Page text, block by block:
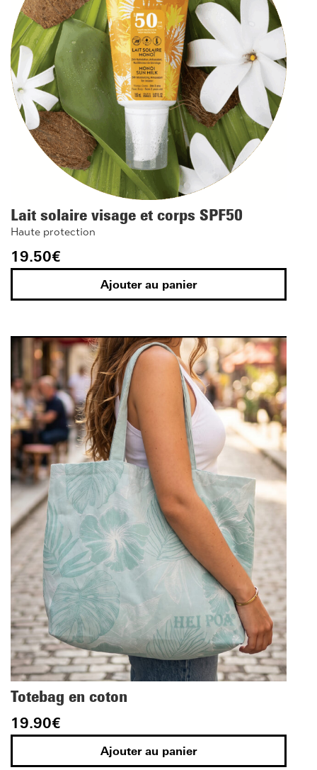
Lait solaire visage et corps SPF50
Haute protection
19.50€
Ajouter au panier
Totebag en coton
19.90€
Ajouter au panier